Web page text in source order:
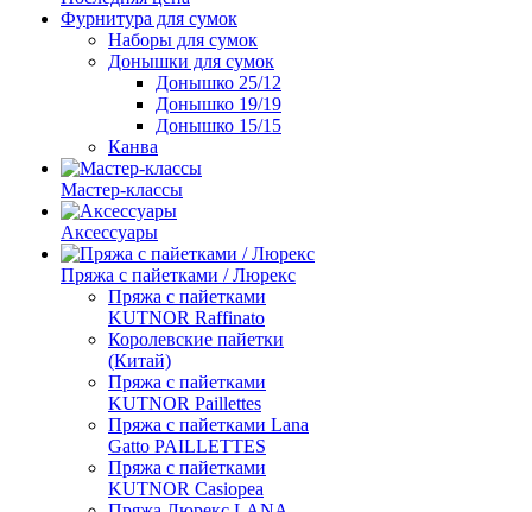
Фурнитура для сумок
Наборы для сумок
Донышки для сумок
Донышко 25/12
Донышко 19/19
Донышко 15/15
Канва
Мастер-классы
Аксессуары
Пряжа с пайетками / Люрекс
Пряжа с пайетками
KUTNOR Raffinato
Королевские пайетки
(Китай)
Пряжа с пайетками
KUTNOR Paillettes
Пряжа с пайетками Lana
Gatto PAILLETTES
Пряжа с пайетками
KUTNOR Casiopea